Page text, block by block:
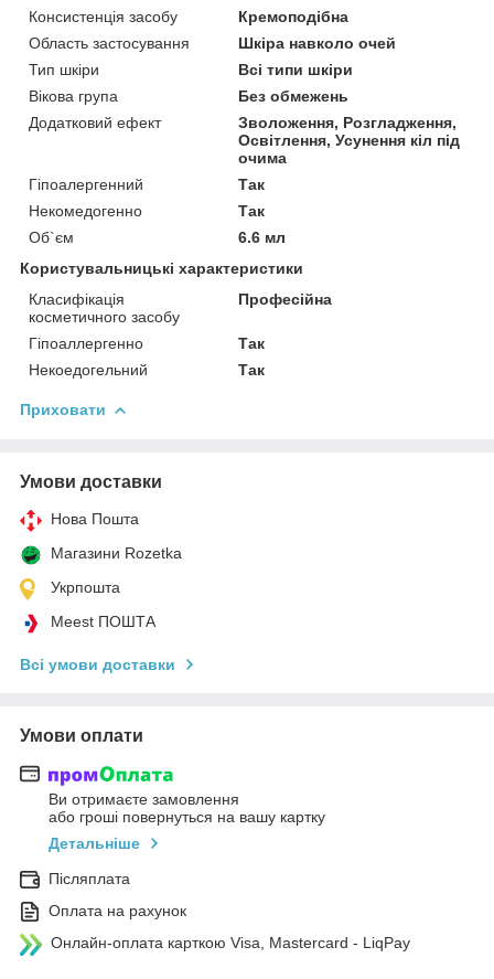
Консистенція засобу
Кремоподібна
Область застосування
Шкіра навколо очей
Тип шкіри
Всі типи шкіри
Вікова група
Без обмежень
Додатковий ефект
Зволоження, Розгладження,
Освітлення, Усунення кіл під
очима
Гіпоалергенний
Так
Некомедогенно
Так
Об`єм
6.6 мл
Користувальницькі характеристики
Класифікація
косметичного засобу
Професійна
Гіпоаллергенно
Так
Некоедогельний
Так
Приховати
Умови доставки
Нова Пошта
Магазини Rozetka
Укрпошта
Meest ПОШТА
Всі умови доставки
Умови оплати
Ви отримаєте замовлення
або гроші повернуться на вашу картку
Детальніше
Післяплата
Оплата на рахунок
Онлайн-оплата карткою Visa, Mastercard - LiqPay